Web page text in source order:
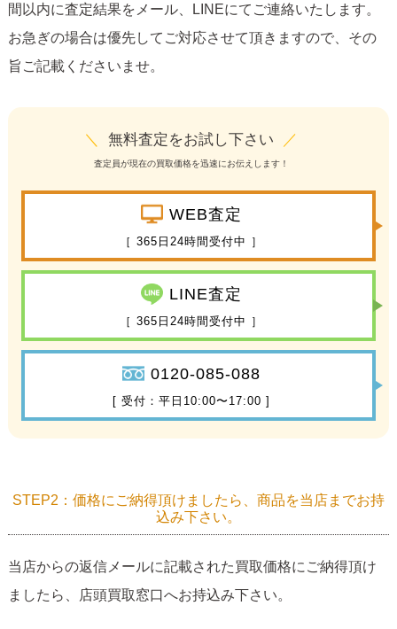
間以内に査定結果をメール、LINEにてご連絡いたします。
お急ぎの場合は優先してご対応させて頂きますので、その
旨ご記載くださいませ。
＼ 無料査定をお試し下さい ／
査定員が現在の買取価格を迅速にお伝えします！
WEB査定
［ 365日24時間受付中 ］
LINE査定
［ 365日24時間受付中 ］
0120-085-088
[ 受付：平日10:00〜17:00 ]
STEP2：価格にご納得頂けましたら、商品を当店までお持
込み下さい。
当店からの返信メールに記載された買取価格にご納得頂け
ましたら、店頭買取窓口へお持込み下さい。